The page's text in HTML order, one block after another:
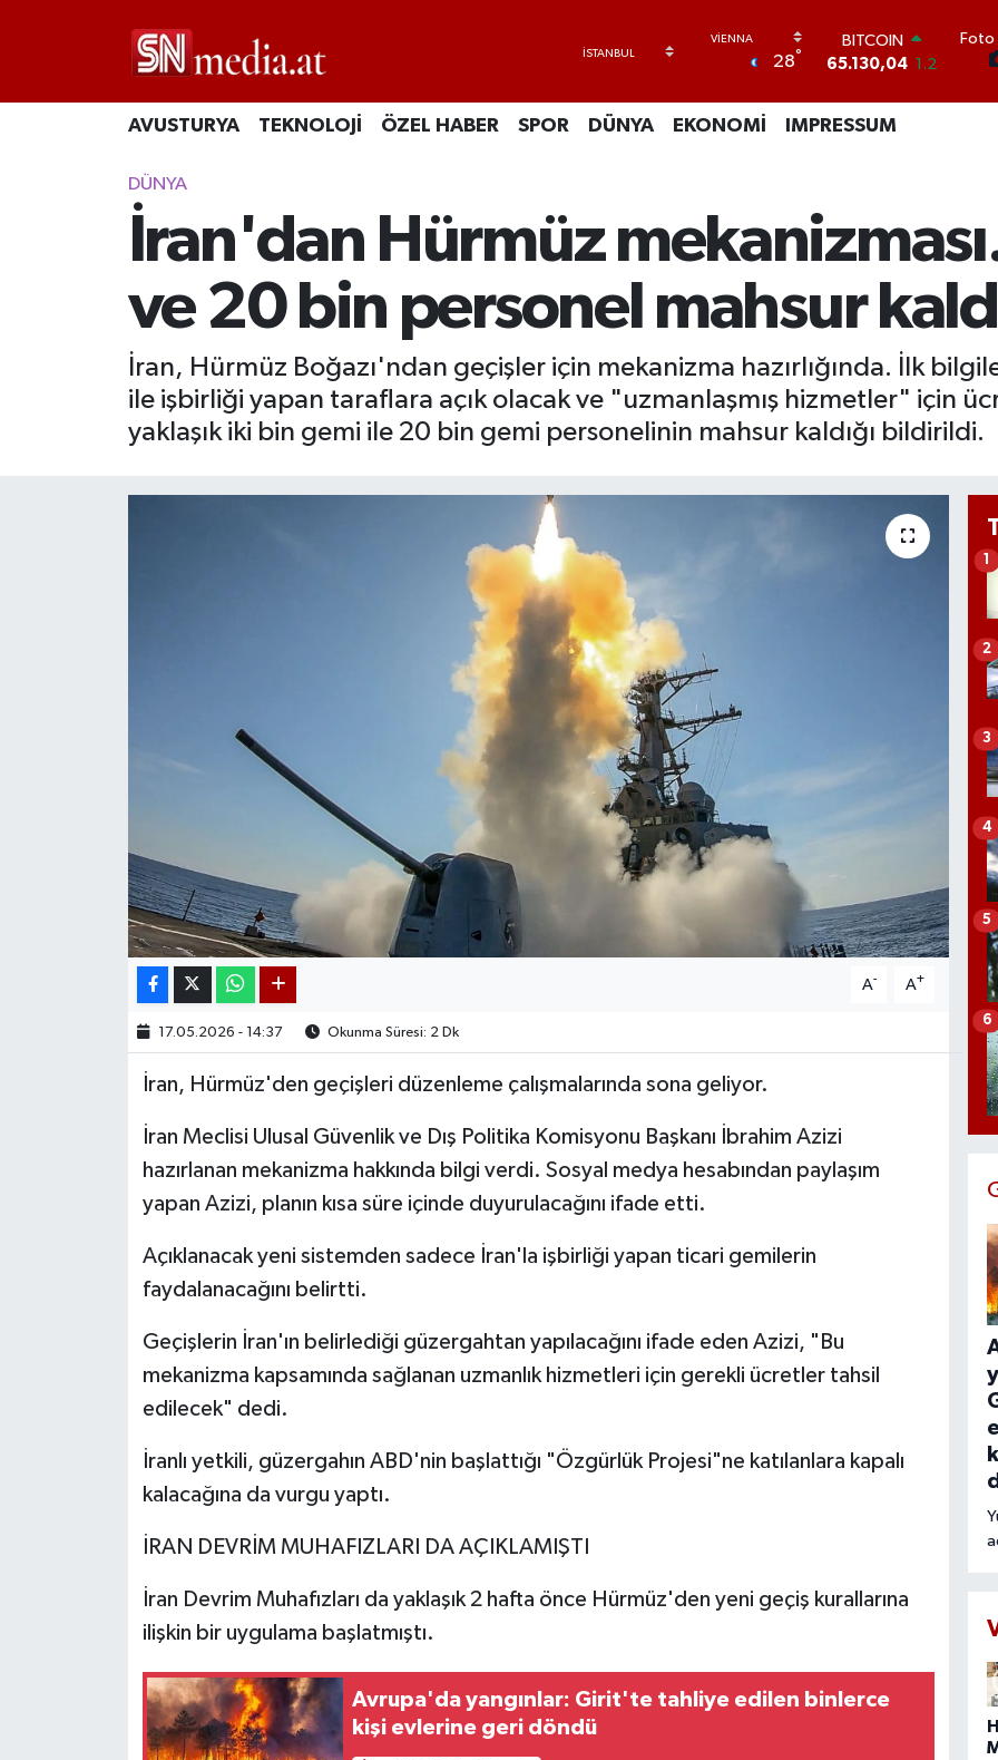
28°
DOLAR
47,7106 0.17
STERLİN
BİST100
13.773
-19
65.130,04 1.2
Foto
AVUSTURYA TEKNOLOJİ ÖZEL HABER SPOR DÜNYA EKONOMİ IMPRESSUM
DÜNYA
İran'dan Hürmüz
ve 20 bin personel mahsur
İran, Hürmüz Boğazı'ndan geçişler için mekanizma hazırlığında. İlk
ile işbirliği yapan taraflara açık olacak ve "uzmanlaşmış hizmetler" için
yaklaşık iki bin gemi ile 20 bin gemi personelinin mahsur kaldığı bildirildi.
A- A+
17.05.2026 - 14:37 Okunma Süresi: 2 Dk
İran, Hürmüz'den geçişleri düzenleme çalışmalarında sona geliyor.
İran Meclisi Ulusal Güvenlik ve Dış Politika Komisyonu Başkanı İbrahim Azizi
hazırlanan mekanizma hakkında bilgi verdi. Sosyal medya hesabından paylaşım
yapan Azizi, planın kısa süre içinde duyurulacağını ifade etti.
Açıklanacak yeni sistemden sadece İran'la işbirliği yapan ticari gemilerin
faydalanacağını belirtti.
Geçişlerin İran'ın belirlediği güzergahtan yapılacağını ifade eden Azizi, "Bu
mekanizma kapsamında sağlanan uzmanlık hizmetleri için gerekli ücretler tahsil
edilecek" dedi.
İranlı yetkili, güzergahın ABD'nin başlattığı "Özgürlük Projesi"ne katılanlara kapalı
kalacağına da vurgu yaptı.
İRAN DEVRİM MUHAFIZLARI DA AÇIKLAMIŞTI
İran Devrim Muhafızları da yaklaşık 2 hafta önce Hürmüz'den yeni geçiş kurallarına
ilişkin bir uygulama başlatmıştı.
Avrupa'da yangınlar: Girit'te tahliye edilen binlerce
kişi evlerine geri döndü
1
2
3
4
5
6